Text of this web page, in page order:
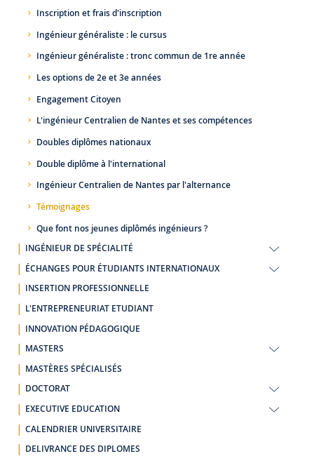
Inscription et frais d'inscription
Ingénieur généraliste : le cursus
Ingénieur généraliste : tronc commun de 1re année
Les options de 2e et 3e années
Engagement Citoyen
L'ingénieur Centralien de Nantes et ses compétences
Doubles diplômes nationaux
Double diplôme à l'international
Ingénieur Centralien de Nantes par l'alternance
Témoignages
Que font nos jeunes diplômés ingénieurs ?
INGÉNIEUR DE SPÉCIALITÉ
ÉCHANGES POUR ÉTUDIANTS INTERNATIONAUX
INSERTION PROFESSIONNELLE
L'ENTREPRENEURIAT ETUDIANT
INNOVATION PÉDAGOGIQUE
MASTERS
MASTÈRES SPÉCIALISÉS
DOCTORAT
EXECUTIVE EDUCATION
CALENDRIER UNIVERSITAIRE
DELIVRANCE DES DIPLOMES